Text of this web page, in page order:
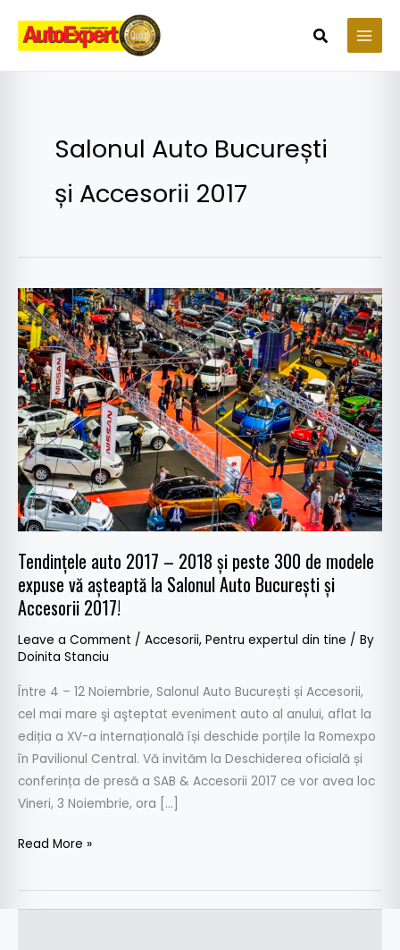
content
Search
Salonul Auto București
și Accesorii 2017
Tendințele auto 2017 – 2018 și peste 300 de modele
expuse vă așteaptă la Salonul Auto București și
Accesorii 2017!
Leave a Comment / Accesorii, Pentru expertul din tine / By
Doinita Stanciu
Între 4 – 12 Noiembrie, Salonul Auto București și Accesorii,
cel mai mare şi aşteptat eveniment auto al anului, aflat la
ediția a XV-a internațională își deschide porțile la Romexpo
în Pavilionul Central. Vă invităm la Deschiderea oficială și
conferința de presă a SAB & Accesorii 2017 ce vor avea loc
Vineri, 3 Noiembrie, ora […]
Tendințele
auto
2017
–
2018
și
peste
300
de
modele
expuse
așteaptă
la
Salonul
Auto
București
Accesorii
2017!
Read More »